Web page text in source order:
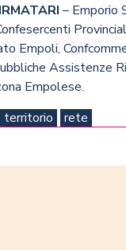
– Emporio
Empoli,
Assistenze
Empolese.
territorio rete